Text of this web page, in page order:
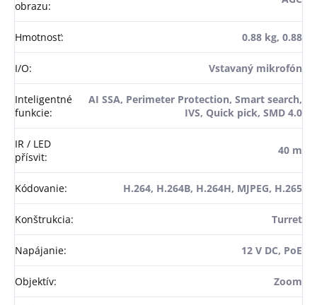
obrazu:
Hmotnosť: 0.88 kg, 0.88
I/O: Vstavaný mikrofón
Inteligentné
funkcie:
AI SSA, Perimeter Protection, Smart search,
IVS, Quick pick, SMD 4.0
IR / LED
přísvit:
40 m
Kódovanie: H.264, H.264B, H.264H, MJPEG, H.265
Konštrukcia: Turret
Napájanie: 12 V DC, PoE
Objektív: Zoom